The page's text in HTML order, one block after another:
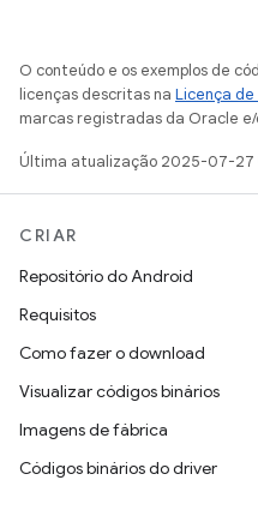
O conteúdo e os exemplos de
licenças descritas na Licença
marcas registradas da Oracle e/
Última atualização 2025-07-27
CRIAR
Repositório do Android
Requisitos
Como fazer o download
Visualizar códigos binários
Imagens de fábrica
Códigos binários do driver